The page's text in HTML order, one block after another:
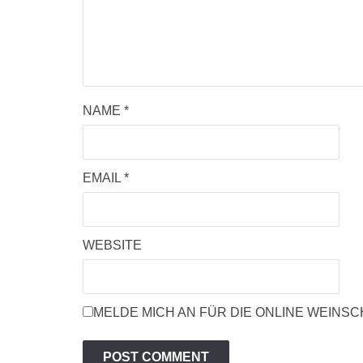
NAME *
EMAIL *
WEBSITE
MELDE MICH AN FÜR DIE ONLINE